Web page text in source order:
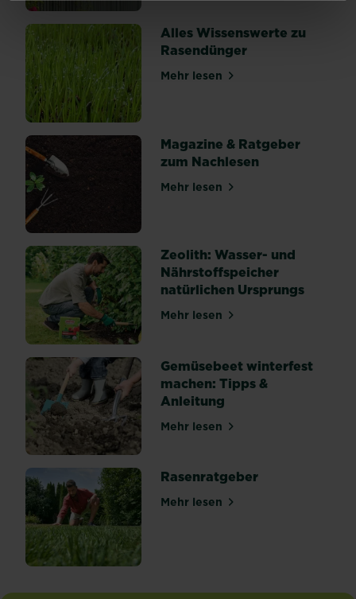
Übeltäter
kriechen
in
deine
Beete
und
machen
sich
über
deine
Pflanzen
und
her.
In
vielen
Fällen
können
gesamte
Jungpflanzen
von
den...
Alles Wissenswerte zu
Rasendünger
Mehr lesenüber Alles Wissenswerte
Magazine & Ratgeber
zum Nachlesen
Mehr lesenüber Magazine & Ratgeber
Zeolith: Wasser- und
Nährstoffspeicher
natürlichen Ursprungs
Mehr lesenüber Zeolith: Wasser- und
Gemüsebeet winterfest
machen: Tipps &
Anleitung
Mehr lesenüber Gemüsebeet
Rasenratgeber
Mehr lesenüber Rasenratgeber